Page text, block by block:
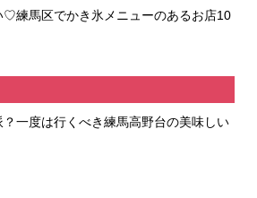
♡練馬区でかき氷メニューのあるお店10
一度は行くべき練馬高野台の美味しい